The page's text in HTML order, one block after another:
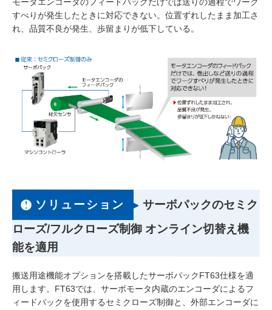
モータエンコーダのフィードバックだけでは送りの過程でワーク
すべりが発生したときに対応できない。位置ずれしたまま加工さ
れ、品質不良が発生、歩留まりが低下している。
ソリューション サーボパックのセミク
ローズ/フルクローズ制御 オンライン切替え機
能を適用
搬送用途機能オプションを搭載したサーボパックFT63仕様を適
用します。FT63では、サーボモータ内蔵のエンコーダによるフ
ィードバックを使用するセミクローズ制御と、外部エンコーダに